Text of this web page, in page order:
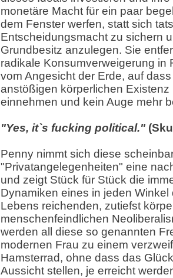
monetäre Macht für ein paar
dem Fenster werfen, statt sich
Entscheidungsmacht zu sichern
Grundbesitz anzulegen. Sie
radikale Konsumverweigerung in
vom Angesicht der Erde, auf
anstößigen körperlichen
einnehmen und kein Auge mehr
"Yes, it`s fucking political."
Penny nimmt sich diese
"Privatangelegenheiten" eine
und zeigt Stück für Stück die
Dynamiken eines in jeden Winkel
Lebens reichenden, zutiefst
menschenfeindlichen
werden all diese so genannten
modernen Frau zu einem
Hamsterrad, ohne dass das
Aussicht stellen, je erreicht